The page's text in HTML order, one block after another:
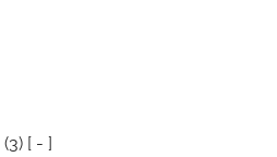
(3) [ - ]